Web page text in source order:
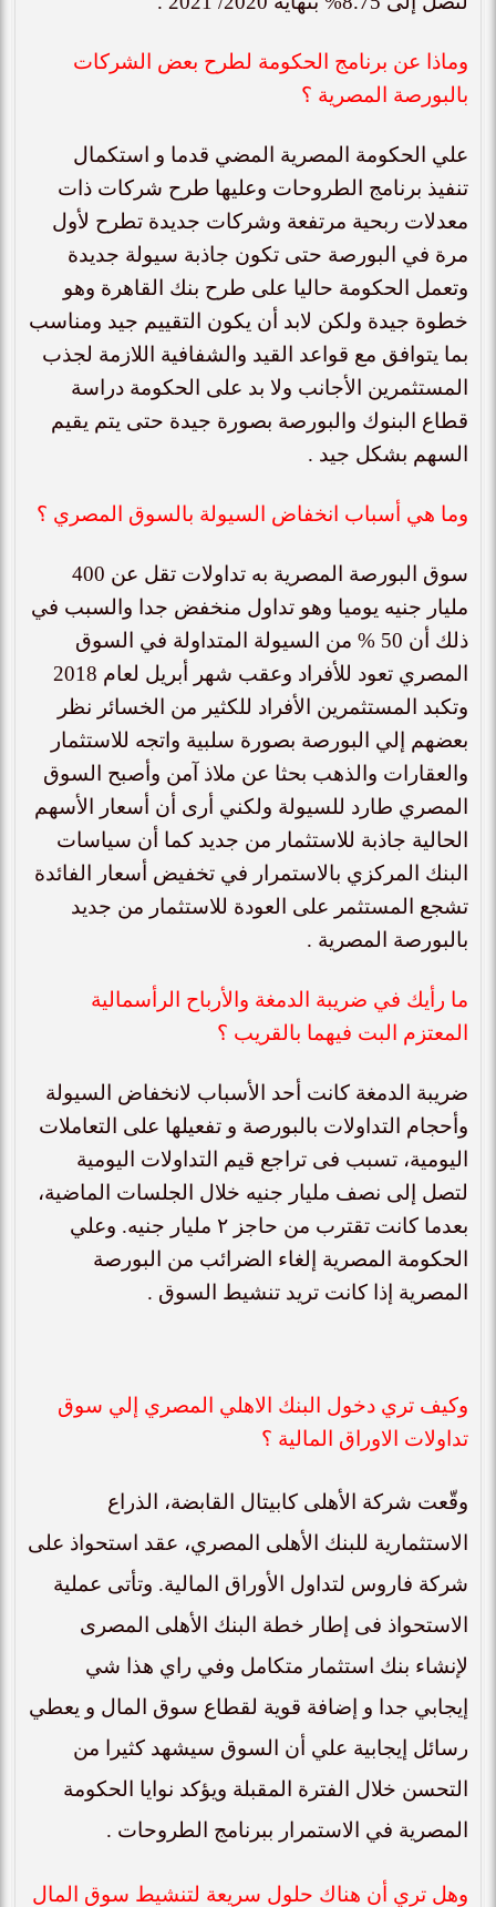
وماذا عن برنامج الحكومة لطرح بعض الشركات
بالبورصة المصرية ؟
علي الحكومة المصرية المضي قدما و استكمال
تنفيذ برنامج الطروحات وعليها طرح شركات ذات
معدلات ربحية مرتفعة وشركات جديدة تطرح لأول
مرة في البورصة حتى تكون جاذبة سيولة جديدة
وتعمل الحكومة حاليا على طرح بنك القاهرة وهو
خطوة جيدة ولكن لابد أن يكون التقييم جيد ومناسب
بما يتوافق مع قواعد القيد والشفافية اللازمة لجذب
المستثمرين الأجانب ولا بد على الحكومة دراسة
قطاع البنوك والبورصة بصورة جيدة حتى يتم يقيم
السهم بشكل جيد .
وما هي أسباب انخفاض السيولة بالسوق المصري ؟
سوق البورصة المصرية به تداولات تقل عن 400
مليار جنيه يوميا وهو تداول منخفض جدا والسبب في
ذلك أن 50 % من السيولة المتداولة في السوق
المصري تعود للأفراد وعقب شهر أبريل لعام 2018
وتكبد المستثمرين الأفراد للكثير من الخسائر نظر
بعضهم إلي البورصة بصورة سلبية واتجه للاستثمار
والعقارات والذهب بحثا عن ملاذ آمن وأصبح السوق
المصري طارد للسيولة ولكني أرى أن أسعار الأسهم
الحالية جاذبة للاستثمار من جديد كما أن سياسات
البنك المركزي بالاستمرار في تخفيض أسعار الفائدة
تشجع المستثمر على العودة للاستثمار من جديد
بالبورصة المصرية .
ما رأيك في ضريبة الدمغة والأرباح الرأسمالية
المعتزم البت فيهما بالقريب ؟
ضريبة الدمغة كانت أحد الأسباب لانخفاض السيولة
وأحجام التداولات بالبورصة و تفعيلها على التعاملات
اليومية، تسبب فى تراجع قيم التداولات اليومية
لتصل إلى نصف مليار جنيه خلال الجلسات الماضية،
بعدما كانت تقترب من حاجز ٢ مليار جنيه. وعلي
الحكومة المصرية إلغاء الضرائب من البورصة
المصرية إذا كانت تريد تنشيط السوق .
وكيف تري دخول البنك الاهلي المصري إلي سوق
تداولات الاوراق المالية ؟
وقّعت شركة الأهلى كابيتال القابضة، الذراع
الاستثمارية للبنك الأهلى المصري، عقد استحواذ على
شركة فاروس لتداول الأوراق المالية. وتأتى عملية
الاستحواذ فى إطار خطة البنك الأهلى المصرى
لإنشاء بنك استثمار متكامل وفي راي هذا شي
إيجابي جدا و إضافة قوية لقطاع سوق المال و يعطي
رسائل إيجابية علي أن السوق سيشهد كثيرا من
التحسن خلال الفترة المقبلة ويؤكد نوايا الحكومة
المصرية في الاستمرار ببرنامج الطروحات .
وهل تري أن هناك حلول سريعة لتنشيط سوق المال